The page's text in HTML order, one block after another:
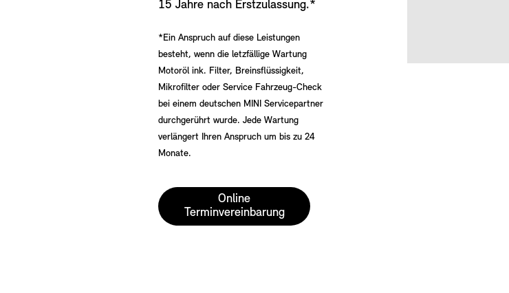
15 Jahre nach Erstzulassung.*
*Ein Anspruch auf diese Leistungen
besteht, wenn die letzfällige Wartung
Motoröl ink. Filter, Breinsflüssigkeit,
Mikrofilter oder Service Fahrzeug-Check
bei einem deutschen MINI Servicepartner
durchgerührt wurde. Jede Wartung
verlängert Ihren Anspruch um bis zu 24
Monate.
Online
Terminvereinbarung